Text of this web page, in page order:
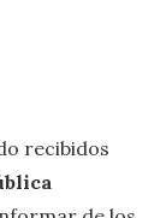
recibidos